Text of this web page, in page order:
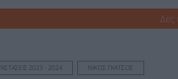
Δες
2023 - 2024
ΝΙΚΟΣ ΓΚΑΤΣΟΣ